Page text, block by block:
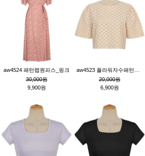
aw4524 패턴랩원피스_핑크
30,000원
9,900원
20,000원
6,900원